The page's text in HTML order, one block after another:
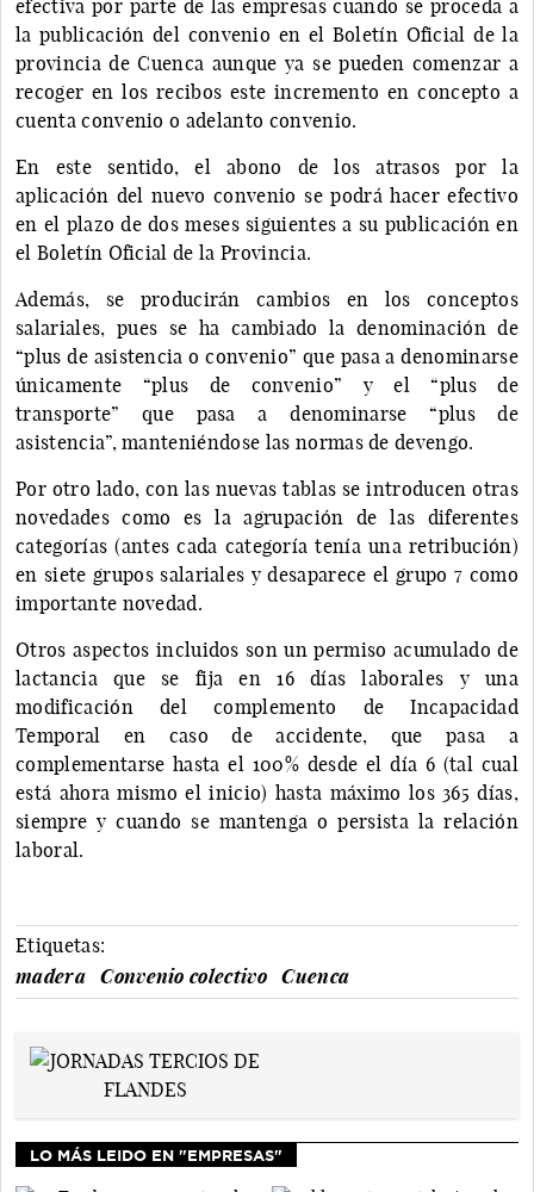
efectiva por parte de las empresas cuando se proceda a
la publicación del convenio en el Boletín Oficial de la
provincia de Cuenca aunque ya se pueden comenzar a
recoger en los recibos este incremento en concepto a
cuenta convenio o adelanto convenio.
En este sentido, el abono de los atrasos por la
aplicación del nuevo convenio se podrá hacer efectivo
en el plazo de dos meses siguientes a su publicación en
el Boletín Oficial de la Provincia.
Además, se producirán cambios en los conceptos
salariales, pues se ha cambiado la denominación de
“plus de asistencia o convenio” que pasa a denominarse
únicamente “plus de convenio” y el “plus de
transporte” que pasa a denominarse “plus de
asistencia”, manteniéndose las normas de devengo.
Por otro lado, con las nuevas tablas se introducen otras
novedades como es la agrupación de las diferentes
categorías (antes cada categoría tenía una retribución)
en siete grupos salariales y desaparece el grupo 7 como
importante novedad.
Otros aspectos incluidos son un permiso acumulado de
lactancia que se fija en 16 días laborales y una
modificación del complemento de Incapacidad
Temporal en caso de accidente, que pasa a
complementarse hasta el 100% desde el día 6 (tal cual
está ahora mismo el inicio) hasta máximo los 365 días,
siempre y cuando se mantenga o persista la relación
laboral.
Etiquetas:
madera
Convenio colectivo Cuenca
LO MÁS LEIDO EN "EMPRESAS"